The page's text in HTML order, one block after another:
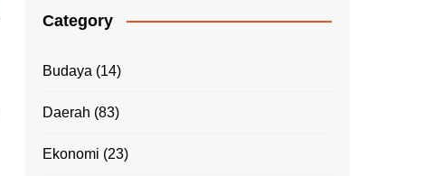
Category
Budaya (14)
Daerah (83)
Ekonomi (23)